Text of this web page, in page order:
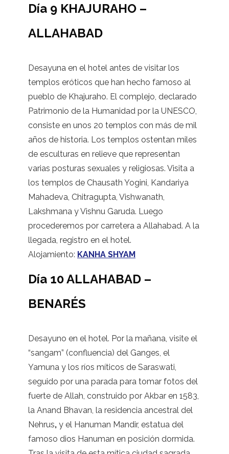
Día 9 KHAJURAHO –
ALLAHABAD
Desayuna en el hotel antes de visitar los
templos eróticos que han hecho famoso al
pueblo de Khajuraho. El complejo, declarado
Patrimonio de la Humanidad por la UNESCO,
consiste en unos 20 templos con más de mil
años de historia. Los templos ostentan miles
de esculturas en relieve que representan
varias posturas sexuales y religiosas. Visita a
los templos de Chausath Yogini, Kandariya
Mahadeva, Chitragupta, Vishwanath,
Lakshmana y Vishnu Garuda. Luego
procederemos por carretera a Allahabad. A la
llegada, registro en el hotel.
Alojamiento: KANHA SHYAM
Día 10 ALLAHABAD –
BENARÉS
Desayuno en el hotel. Por la mañana, visite el
“sangam” (confluencia) del Ganges, el
Yamuna y los ríos míticos de Saraswati,
seguido por una parada para tomar fotos del
fuerte de Allah, construido por Akbar en 1583,
la Anand Bhavan, la residencia ancestral del
Nehrus, y el Hanuman Mandir, estatua del
famoso dios Hanuman en posición dormida.